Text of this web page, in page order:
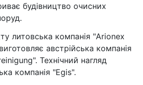
будівництво очисних
литовська компанія "Arionex
австрійська компанія
Технічний нагляд
компанія "Egis".